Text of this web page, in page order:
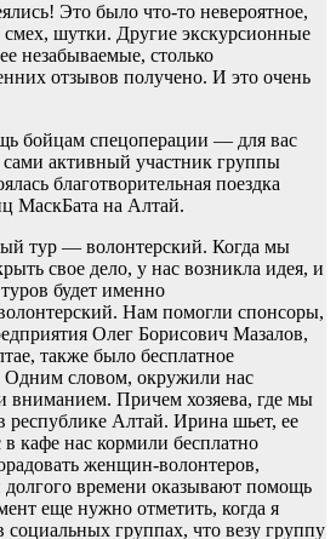
Это было что-то невероятное,
смех, шутки. Другие экскурсионные
незабываемые, столько
отзывов получено. И это очень
бойцам спецоперации — для вас
сами активный участник группы
благотворительная поездка
МаскБата на Алтай.
тур — волонтерский. Когда мы
свое дело, у нас возникла идея, и
будет именно
Нам помогли спонсоры,
Олег Борисович Мазалов,
также было бесплатное
словом, окружили нас
вниманием. Причем хозяева, где мы
Алтай. Ирина шьет, ее
кафе нас кормили бесплатно
женщин-волонтеров,
времени оказывают помощь
еще нужно отметить, когда я
социальных группах, что везу группу